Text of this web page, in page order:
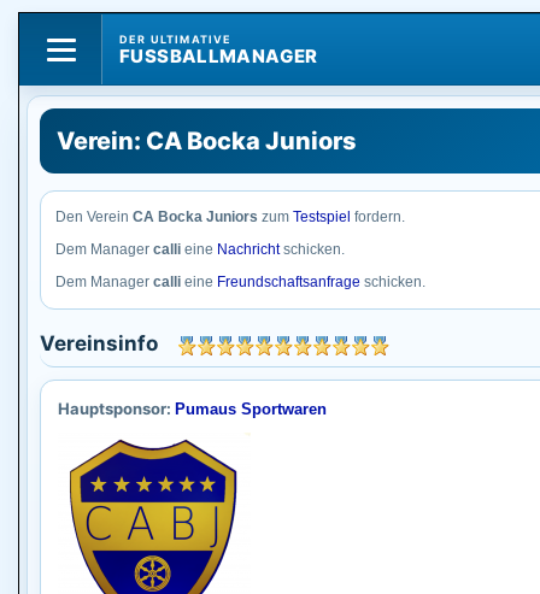
DER ULTIMATIVE
FUSSBALLMANAGER
Verein: CA Bocka Juniors
Den Verein CA Bocka Juniors zum Testspiel fordern.
Dem Manager calli eine Nachrichtschicken.
Dem Manager calli eine Freundschaftsanfrage schicken.
Vereinsinfo
Hauptsponsor: Pumaus Sportwaren